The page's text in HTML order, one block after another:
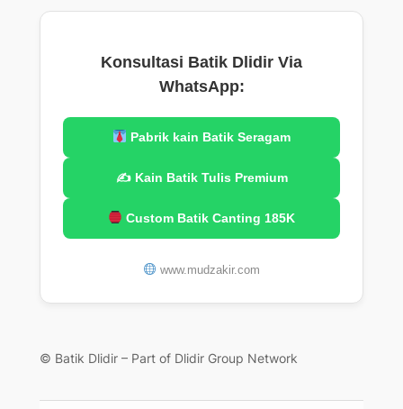
Konsultasi Batik Dlidir Via
WhatsApp:
Pabrik kain Batik Seragam
✍️ Kain Batik Tulis Premium
Custom Batik Canting 185K
www.mudzakir.com
© Batik Dlidir – Part of Dlidir Group Network